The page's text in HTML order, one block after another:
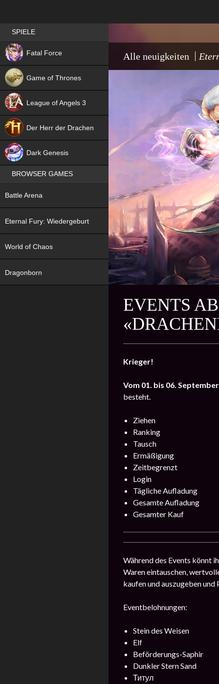
Alle neuigkeiten
EVENTS
Krieger!
Vom 01. bis 06.
besteht.
Ziehen
Ranking
Tausch
Ermäßigung
Zeitbegrenzt
Login
Tägliche Aufladung
Gesamte Aufladung
Gesamter Kauf
Während des Events könnt
Waren eintauschen,
kaufen und auszugeben und
Eventbelohnungen:
Stein des Weisen
Elf
Beförderungs-Saphir
Dunkler Stern Sand
Титул
Best RPG games in Germany
SPIELE
Fatal Force
NEW
Game of Thrones
League of Angels 3
Der Herr der Drachen
Dark Genesis
BROWSER GAMES
Battle Arena
Eternal Fury: Wiedergeburt
World of Chaos
Dragonborn